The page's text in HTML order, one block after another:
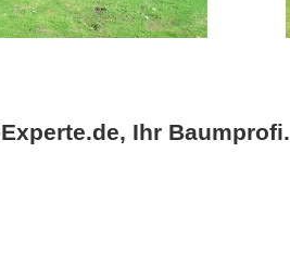
Ihr Baumprofi.